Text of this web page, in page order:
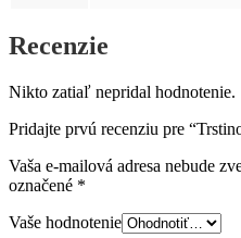
Recenzie
Nikto zatiaľ nepridal hodnotenie.
Pridajte prvú recenziu pre
Vaša e-mailová adresa nebude
označené *
Vaše hodnotenie